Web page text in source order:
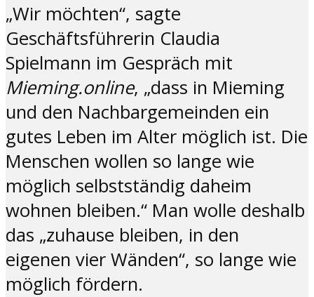
„Wir möchten“, sagte
Geschäftsführerin Claudia
Spielmann im Gespräch mit
Mieming.online, „dass in Mieming
und den Nachbargemeinden ein
gutes Leben im Alter möglich ist. Die
Menschen wollen so lange wie
möglich selbstständig daheim
wohnen bleiben.“ Man wolle deshalb
das „zuhause bleiben, in den
eigenen vier Wänden“, so lange wie
möglich fördern.